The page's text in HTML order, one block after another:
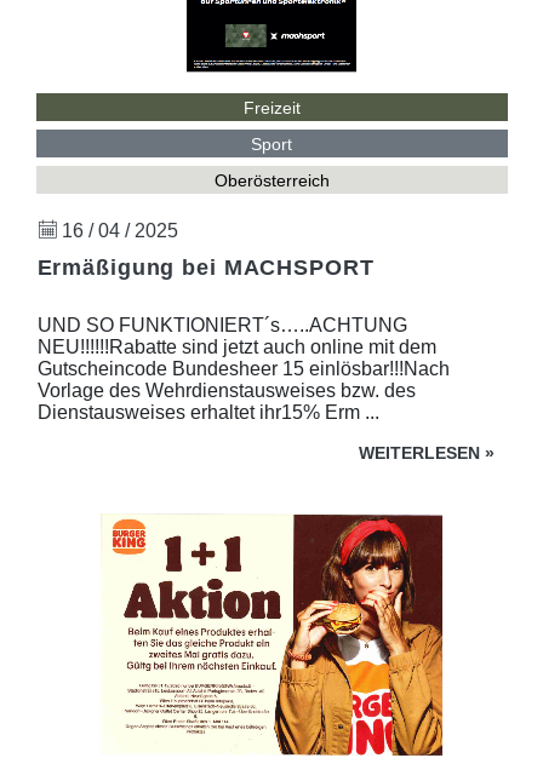
Freizeit
Sport
Oberösterreich
16 / 04 / 2025
Ermäßigung bei MACHSPORT
UND SO FUNKTIONIERT´s…..ACHTUNG
NEU!!!!!!Rabatte sind jetzt auch online mit dem
Gutscheincode Bundesheer 15 einlösbar!!!Nach
Vorlage des Wehrdienstausweises bzw. des
Dienstausweises erhaltet ihr15% Erm ...
WEITERLESEN »